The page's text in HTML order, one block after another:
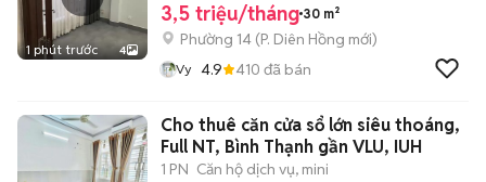
1 phút trước 4
3,5 triệu/tháng 30 m²
Phường 14 (P. Diên Hồng mới)
Vy 4.9 410 đã bán
Cho thuê căn cửa sổ lớn siêu thoáng,
Full NT, Bình Thạnh gần VLU, IUH
1 PN Căn hộ dịch vụ, mini